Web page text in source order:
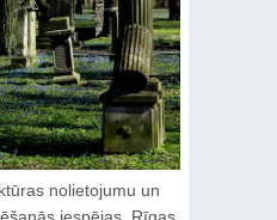
nolietojumu un